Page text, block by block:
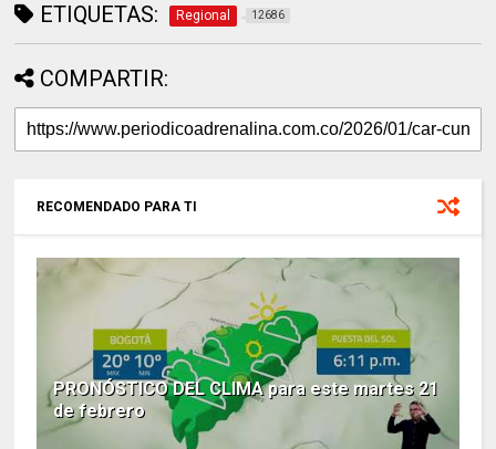
ETIQUETAS: Regional 12686
COMPARTIR:
RECOMENDADO PARA TI
PRONÓSTICO DEL CLIMA para este martes 21
de febrero